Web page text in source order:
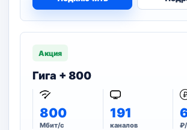
Акция
Гига + 800
800
Мбит/с
191
каналов